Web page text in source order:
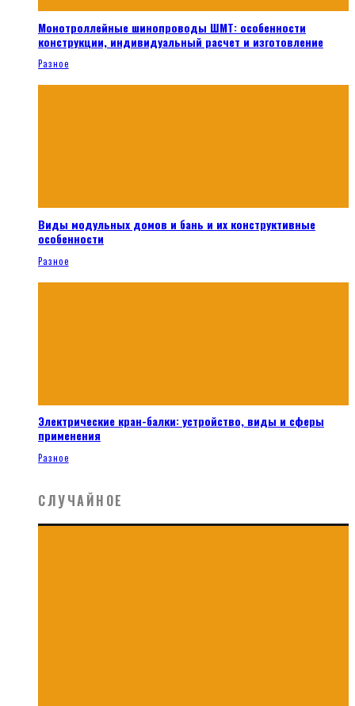
Монотроллейные шинопроводы ШМТ: особенности
конструкции, индивидуальный расчет и изготовление
Разное
Виды модульных домов и бань и их конструктивные
особенности
Разное
Электрические кран-балки: устройство, виды и сферы
применения
Разное
СЛУЧАЙНОЕ